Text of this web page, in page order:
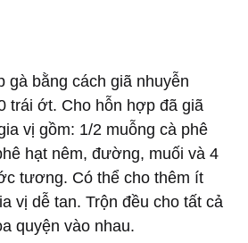
bằng cách giã nhuyễn
trái ớt. Cho hỗn hợp đã giã
vị gồm: 1/2 muỗng cà phê
hạt nêm, đường, muối và 4
tương. Có thể cho thêm ít
vị dễ tan. Trộn đều cho tất cả
quyện vào nhau.